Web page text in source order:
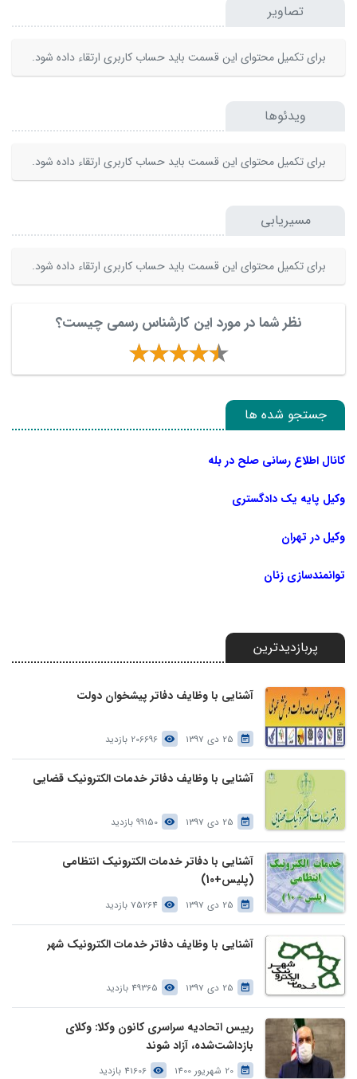
تصاویر
برای تکمیل محتوای این قسمت باید حساب کاربری ارتقاء داده شود.
ویدئوها
برای تکمیل محتوای این قسمت باید حساب کاربری ارتقاء داده شود.
مسیریابی
برای تکمیل محتوای این قسمت باید حساب کاربری ارتقاء داده شود.
نظر شما در مورد این کارشناس رسمی چیست؟
جستجو شده ها
کانال اطلاع رسانی صلح در بله
وکیل پایه یک دادگستری
وکیل در تهران
توانمندسازی زنان
پربازدیدترین
آشنایی با وظایف دفاتر پیشخوان دولت
25 دی 1397 206696 بازدید
آشنایی با وظایف دفاتر خدمات الکترونیک قضایی
25 دی 1397 99150 بازدید
آشنایی با دفاتر خدمات الکترونیک انتظامی
(پلیس+10)
25 دی 1397 75264 بازدید
آشنایی با وظایف دفاتر خدمات الکترونیک شهر
25 دی 1397 49365 بازدید
رییس اتحادیه سراسری کانون وکلا: وکلای
بازداشت‌شده، آزاد شوند
20 شهریور 1400 41606 بازدید